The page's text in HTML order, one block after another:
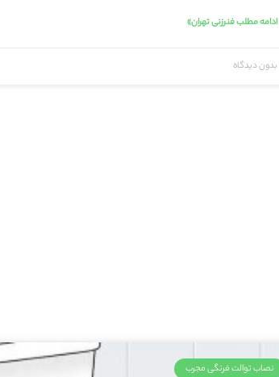
ادامه مطلب فنرزنی تهران»
بدون دیدگاه
نصاب توالت فرنگی مجرب